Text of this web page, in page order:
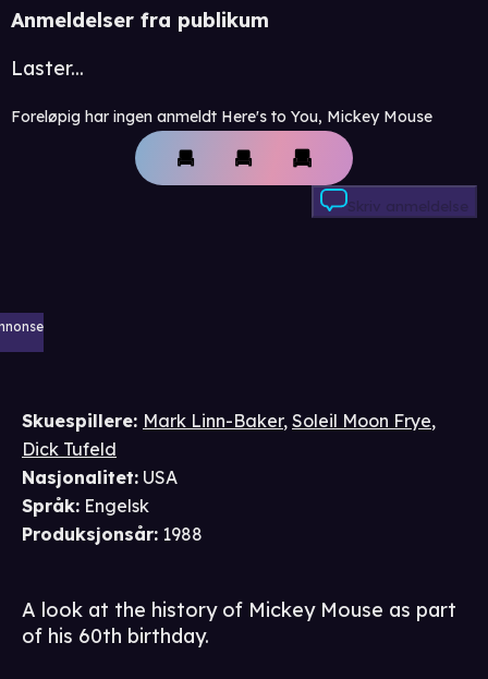
Anmeldelser fra publikum
Laster...
Foreløpig har ingen anmeldt Here's to You, Mickey Mouse
Skriv anmeldelse
Skuespillere: Mark Linn-Baker, Soleil Moon Frye,
Dick Tufeld
Nasjonalitet: USA
Språk: Engelsk
Produksjonsår: 1988
A look at the history of Mickey Mouse as part
of his 60th birthday.